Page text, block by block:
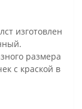
изготовлен
размера
с краской в